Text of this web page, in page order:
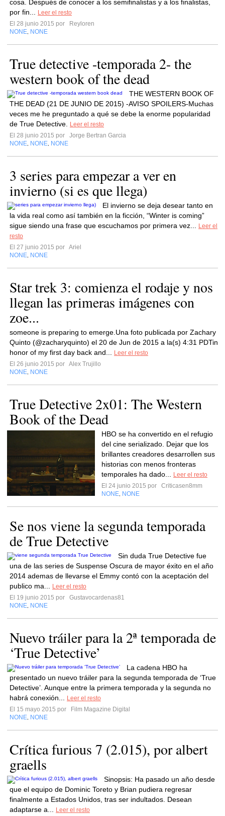
cosa. Después de conocer a los semifinalistas y a los finalistas,
por fin...
Leer el resto
El 28 junio 2015 por
Reyloren
NONE NONE
True detective -temporada 2- the
western book of the dead
THE WESTERN BOOK OF
THE DEAD (21 DE JUNIO DE 2015) -AVISO SPOILERS-Muchas
veces me he preguntado a qué se debe la enorme popularidad
de True Detective.
Leer el resto
El 28 junio 2015 por
Jorge Bertran Garcia
NONE NONE NONE
3 series para empezar a ver en
invierno (si es que llega)
El invierno se deja desear tanto en
la vida real como así también en la ficción, “Winter is coming”
sigue siendo una frase que escuchamos por primera vez...
Leer el
resto
El 27 junio 2015 por Ariel
NONE NONE
Star trek 3: comienza el rodaje y nos
llegan las primeras imágenes con
zoe...
someone is preparing to emerge.Una foto publicada por Zachary
Quinto (@zacharyquinto) el 20 de Jun de 2015 a la(s) 4:31 PDTin
honor of my first day back and...
Leer el resto
El 26 junio 2015 por Alex Trujillo
NONE NONE
True Detective 2x01: The Western
Book of the Dead
HBO se ha convertido en el refugio
del cine serializado. Dejar que los
brillantes creadores desarrollen sus
historias con menos fronteras
temporales ha dado...
Leer el resto
El 24 junio 2015 por
Criticasen8mm
NONE NONE
Se nos viene la segunda temporada
de True Detective
Sin duda True Detective fue
una de las series de Suspense Oscura de mayor éxito en el año
2014 ademas de llevarse el Emmy contó con la aceptación del
publico ma...
Leer el resto
El 19 junio 2015 por
Gustavocardenas81
NONE NONE
Nuevo tráiler para la 2ª temporada de
‘True Detective’
La cadena HBO ha
presentado un nuevo tráiler para la segunda temporada de ‘True
Detective’. Aunque entre la primera temporada y la segunda no
habrá conexión...
Leer el resto
El 15 mayo 2015 por
Film Magazine Digital
NONE NONE
Crítica furious 7 (2.015), por albert
graells
Sinopsis: Ha pasado un año desde
que el equipo de Dominic Toreto y Brian pudiera regresar
finalmente a Estados Unidos, tras ser indultados. Desean
adaptarse a...
Leer el resto